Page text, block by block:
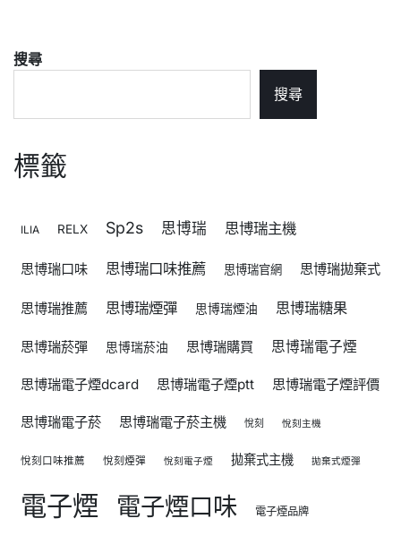
搜尋
搜尋
標籤
ILIA RELX Sp2s 思博瑞 思博瑞主機
思博瑞口味 思博瑞口味推薦 思博瑞官網 思博瑞拋棄式
思博瑞推薦 思博瑞煙彈 思博瑞煙油 思博瑞糖果
思博瑞菸彈 思博瑞菸油 思博瑞購買 思博瑞電子煙
思博瑞電子煙dcard 思博瑞電子煙ptt 思博瑞電子煙評價
思博瑞電子菸 思博瑞電子菸主機 悅刻 悅刻主機
悅刻口味推薦 悅刻煙彈 悅刻電子煙 拋棄式主機 拋棄式煙彈
電子煙 電子煙口味 電子煙品牌